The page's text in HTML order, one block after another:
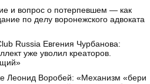
и вопрос о потерпевшем — как
по делу воронежского адвоката
Russia Евгения Чурбанова:
уже уволил креаторов.
Леонид Воробей: «Механизм «бери